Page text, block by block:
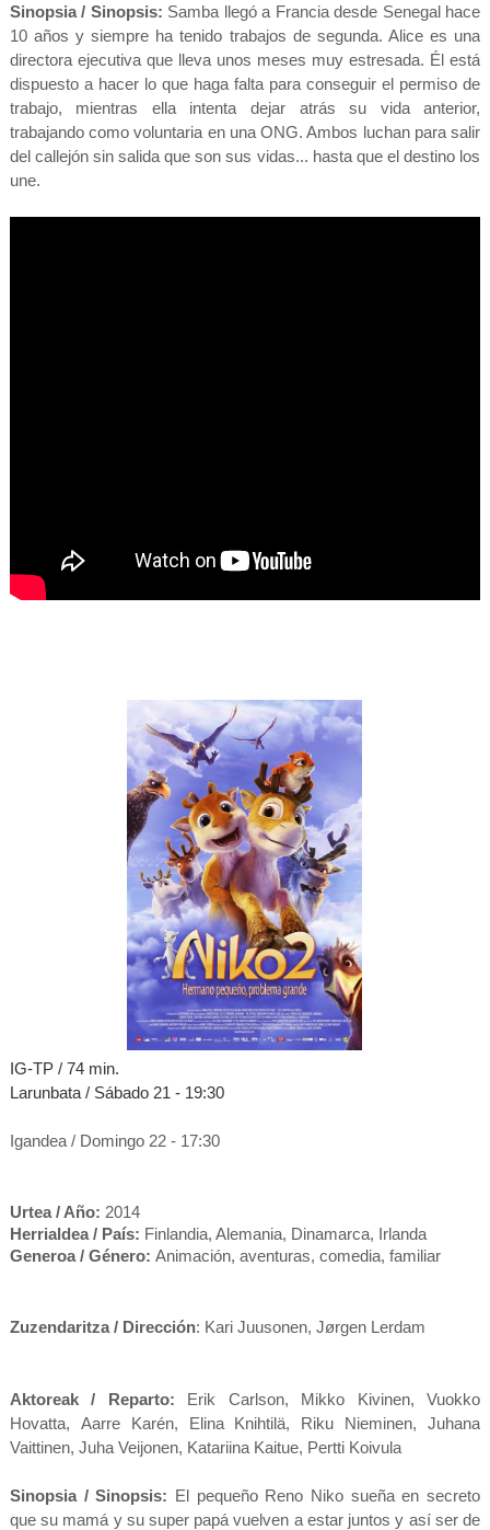
Sinopsia / Sinopsis: Samba llegó a Francia desde Senegal hace
10 años y siempre ha tenido trabajos de segunda. Alice es una
directora ejecutiva que lleva unos meses muy estresada. Él está
dispuesto a hacer lo que haga falta para conseguir el permiso de
trabajo, mientras ella intenta dejar atrás su vida anterior,
trabajando como voluntaria en una ONG. Ambos luchan para salir
del callejón sin salida que son sus vidas... hasta que el destino los
une.
IG-TP / 74 min.
Larunbata / Sábado 21 - 19:30
Igandea / Domingo 22 - 17:30
Urtea / Año: 2014
Herrialdea / País: Finlandia, Alemania, Dinamarca, Irlanda
Generoa / Género: Animación, aventuras, comedia, familiar
Zuzendaritza / Dirección: Kari Juusonen, Jørgen Lerdam
Aktoreak / Reparto: Erik Carlson, Mikko Kivinen,Vuokko
Hovatta, Aarre Karén, Elina Knihtilä, Riku Nieminen,Juhana
Vaittinen, Juha Veijonen, Katariina Kaitue, Pertti Koivula
Sinopsia / Sinopsis: El pequeño Reno Niko sueña en secreto
que su mamá y su super papá vuelven a estar juntos y así ser de